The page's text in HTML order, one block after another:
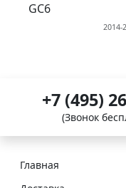
GC6
2014-
+7 (495)
(Звонок
Главная